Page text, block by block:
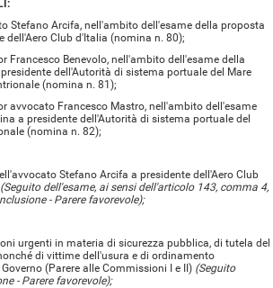
Stefano Arcifa, nell'ambito dell'esame della proposta
dell'Aero Club d'Italia (nomina n. 80);
Francesco Benevolo, nell'ambito dell'esame della
dell'Autorità di sistema portuale del Mare
(nomina n. 81);
avvocato Francesco Mastro, nell'ambito dell'esame
a presidente dell'Autorità di sistema portuale del
(nomina n. 82);
Stefano Arcifa a presidente dell'Aero Club
(Seguito dell'esame, ai sensi dell'articolo 143, comma 4,
- Parere favorevole);
urgenti in materia di sicurezza pubblica, di tutela del
di vittime dell'usura e di ordinamento
(Parere alle Commissioni I e II) (Seguito
- Parere favorevole);